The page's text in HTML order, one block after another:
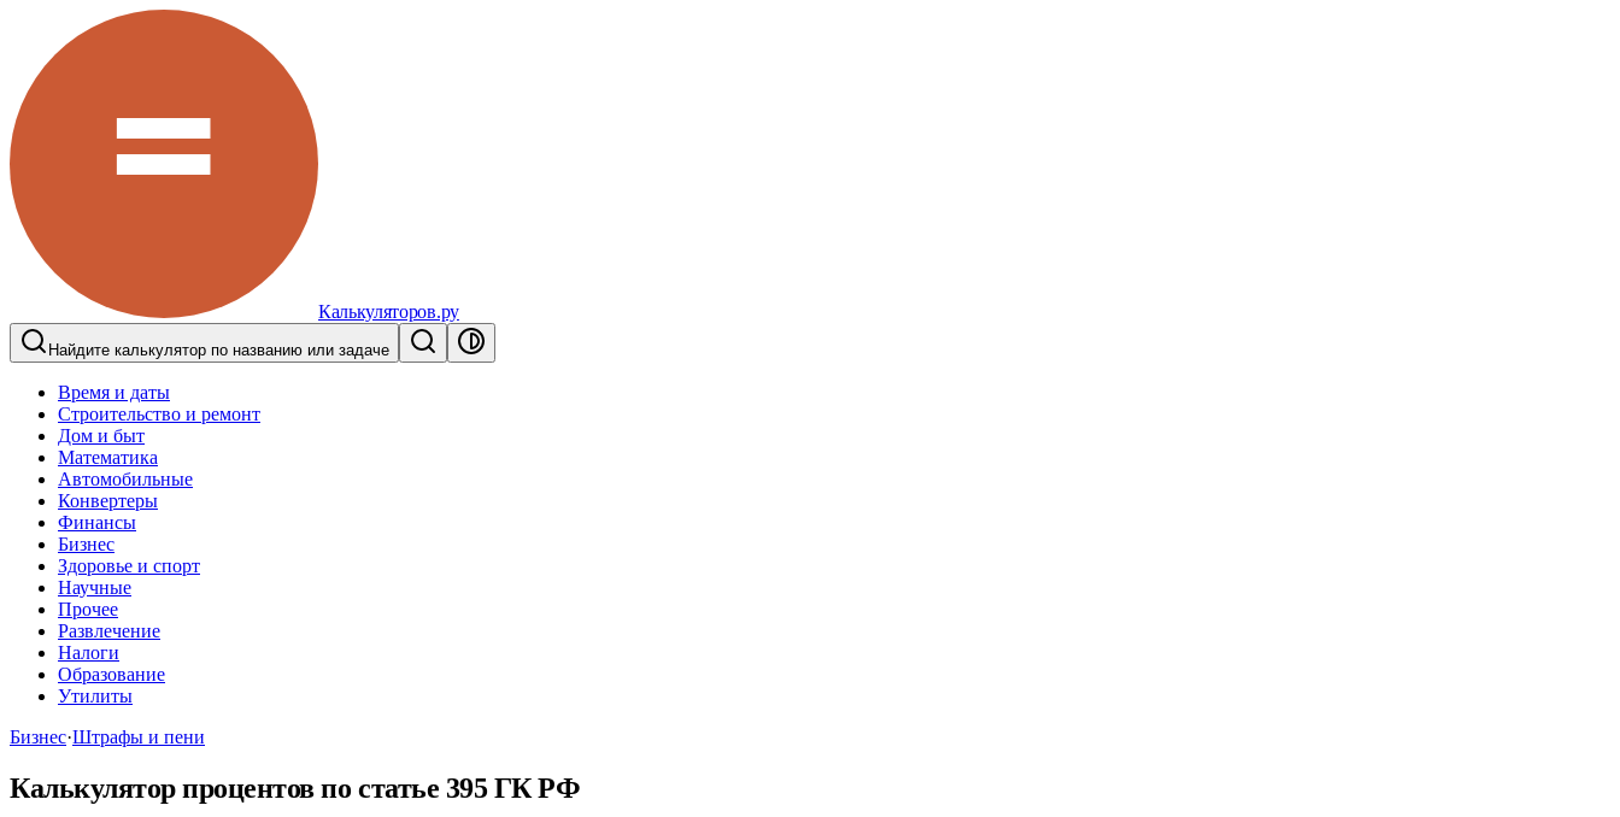
Калькуляторов.ру
Найдите калькулятор по названию или задаче
Время и даты
Строительство и ремонт
Дом и быт
Математика
Автомобильные
Конвертеры
Финансы
Бизнес
Здоровье и спорт
Научные
Прочее
Развлечение
Налоги
Образование
Утилиты
Бизнес·Штрафы и пени
Калькулятор процентов по статье 395 ГК РФ